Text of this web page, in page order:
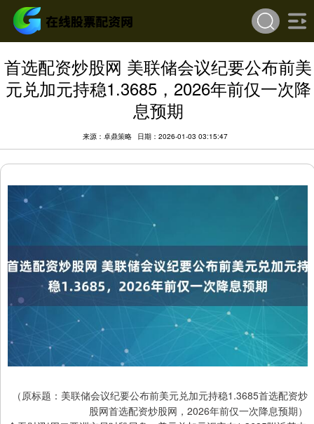
首选配资炒股网 美联储会议纪要公布前美
元兑加元持稳1.3685，2026年前仅一次降
息预期
来源：卓鼎策略 日期：2026-01-03 03:15:47
（原标题：美联储会议纪要公布前美元兑加元持稳1.3685首选配资炒
股网首选配资炒股网，2026年前仅一次降息预期）